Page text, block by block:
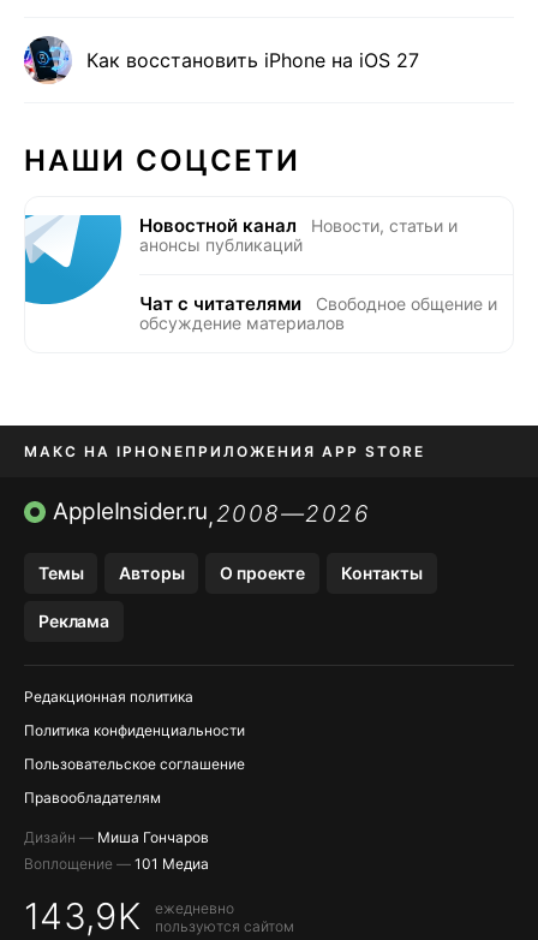
Как восстановить iPhone на iOS 27
НАШИ СОЦСЕТИ
Новостной канал
Новости, статьи и
анонсы публикаций
Чат с читателями
Свободное общение и
обсуждение материалов
МАКС НА IPHONE ПРИЛОЖЕНИЯ APP STORE
TIKTOK НА IPHONEПРИЛОЖЕНИЯ БЕЗ APP STORE
AppleInsider.ru,2008—2026
Темы Авторы О проекте Контакты
Реклама
Редакционная политика
Политика конфиденциальности
Пользовательское соглашение
Правообладателям
Дизайн — Миша Гончаров
Воплощение — 101 Медиа
143,9K
ежедневно
пользуются сайтом